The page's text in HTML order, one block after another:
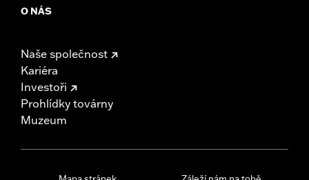
O NÁS
Naše společnost
Kariéra
Investoři
Prohlídky továrny
Muzeum